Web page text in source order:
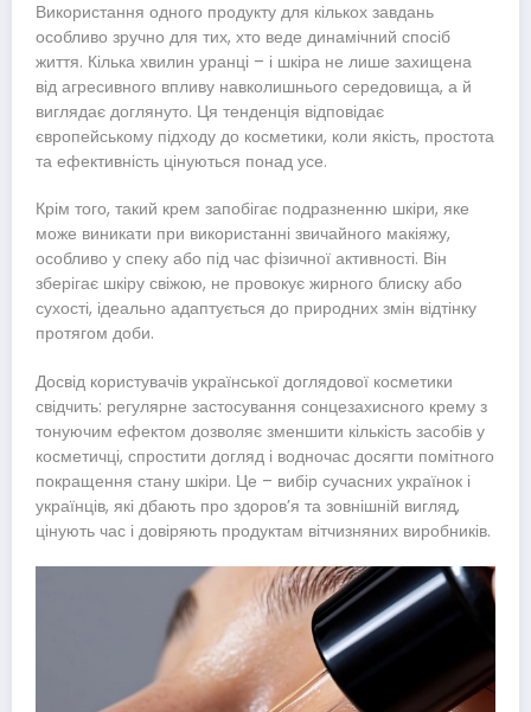
Використання одного продукту для кількох завдань
особливо зручно для тих, хто веде динамічний спосіб
життя. Кілька хвилин уранці – і шкіра не лише захищена
від агресивного впливу навколишнього середовища, а й
виглядає доглянуто. Ця тенденція відповідає
європейському підходу до косметики, коли якість, простота
та ефективність цінуються понад усе.
Крім того, такий крем запобігає подразненню шкіри, яке
може виникати при використанні звичайного макіяжу,
особливо у спеку або під час фізичної активності. Він
зберігає шкіру свіжою, не провокує жирного блиску або
сухості, ідеально адаптується до природних змін відтінку
протягом доби.
Досвід користувачів української доглядової косметики
свідчить: регулярне застосування сонцезахисного крему з
тонуючим ефектом дозволяє зменшити кількість засобів у
косметичці, спростити догляд і водночас досягти помітного
покращення стану шкіри. Це – вибір сучасних українок і
українців, які дбають про здоровʼя та зовнішній вигляд,
цінують час і довіряють продуктам вітчизняних виробників.